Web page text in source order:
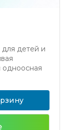
детей и
одноосная